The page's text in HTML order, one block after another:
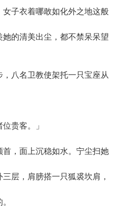
子衣着哪敢如化外之地这般
的清美出尘，都不禁呆呆望
八名卫教使架托一只宝座从
贵客。」
，面上沉稳如水。宁尘扫她
层，肩膀搭一只狐裘坎肩，